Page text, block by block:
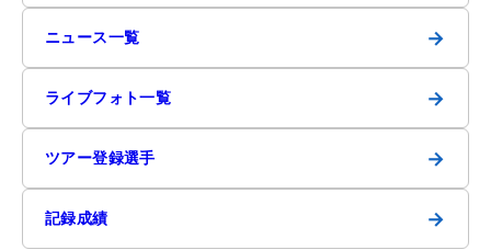
ニュース一覧 →
ライブフォト一覧 →
ツアー登録選手 →
記録成績 →